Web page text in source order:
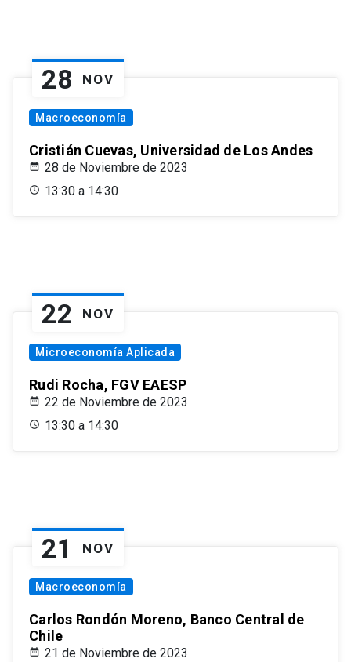
28 NOV
Macroeconomía
Cristián Cuevas, Universidad de Los Andes
28 de Noviembre de 2023
13:30 a 14:30
22 NOV
Microeconomía Aplicada
Rudi Rocha, FGV EAESP
22 de Noviembre de 2023
13:30 a 14:30
21 NOV
Macroeconomía
Carlos Rondón Moreno, Banco Central de
Chile
21 de Noviembre de 2023